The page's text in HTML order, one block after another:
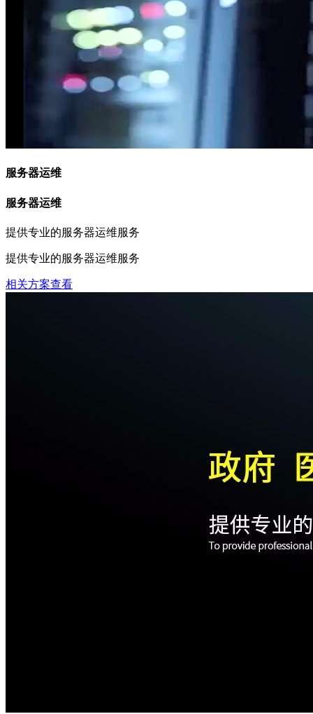
服务器运维
服务器运维
提供专业的服务器运维服务
提供专业的服务器运维服务
相关方案查看